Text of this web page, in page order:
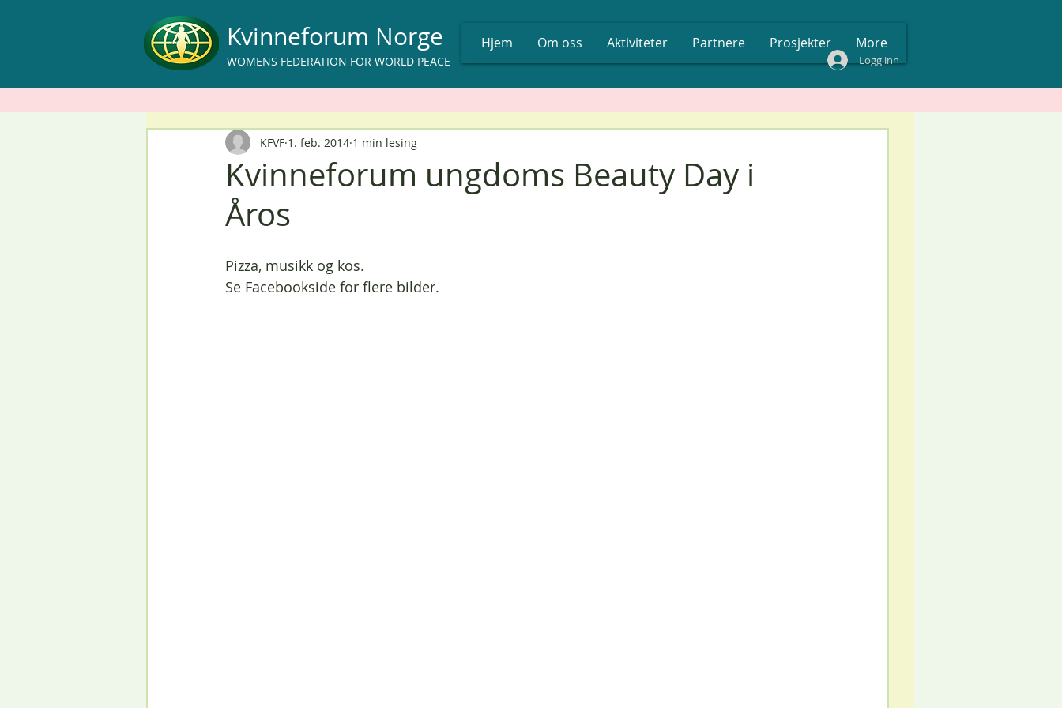
Kvinneforum Norge
WOMENS FEDERATION FOR WORLD PEACE
Hjem Om oss Aktiviteter Partnere Prosjekter More
Logg inn
Kvinneforum ungdoms Beauty Day i
Åros
KFVF 1. feb. 2014 1 min lesing
Pizza, musikk og kos.
Se Facebookside for flere bilder.